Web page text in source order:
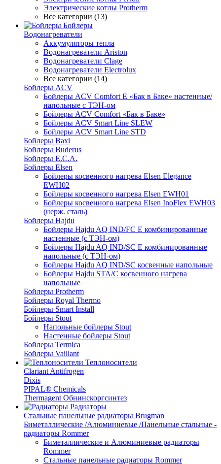
Электрические котлы Protherm
Все категории (13)
Бойлеры
Водонагреватели
Аккумуляторы тепла
Водонагреватели Ariston
Водонагреватели Clage
Водонагреватели Electrolux
Все категории (14)
Бойлеры ACV
Бойлеры ACV Comfort E «Бак в Баке» настенные/
напольные c ТЭН-ом
Бойлеры ACV Comfort «Бак в Баке»
Бойлеры ACV Smart Line SLEW
Бойлеры ACV Smart Line STD
Бойлеры Baxi
Бойлеры Buderus
Бойлеры E.C.A.
Бойлеры Elsen
Бойлеры косвенного нагрева Elsen Elegance
EWH02
Бойлеры косвенного нагрева Elsen EWH01
Бойлеры косвенного нагрева Elsen InoFlex EWH03
(нерж. сталь)
Бойлеры Hajdu
Бойлеры Hajdu AQ IND/FC E комбинированные
настенные (с ТЭН-ом)
Бойлеры Hajdu AQ IND/SC E комбинированные
напольные (с ТЭН-ом)
Бойлеры Hajdu AQ IND/SC косвенные напольные
Бойлеры Hajdu STA/C косвенного нагрева
напольные
Бойлеры Protherm
Бойлеры Royal Thermo
Бойлеры Smart Install
Бойлеры Stout
Напольные бойлеры Stout
Настенные бойлеры Stout
Бойлеры Termica
Бойлеры Vaillant
Теплоносители
Clariant Antifrogen
Dixis
PIPAL® Chemicals
Thermagent Обнинскоргсинтез
Радиаторы
Стальные панельные радиаторы Brugman
Биметаллические /Алюминиевые /Панельные стальные -
радиаторы Rommer
Биметаллические и Алюминиевые радиаторы
Rommer
Стальные панельные радиаторы Rommer